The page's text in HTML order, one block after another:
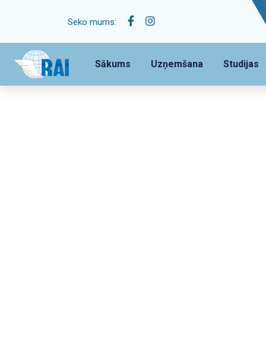
Seko mums:
Sākums Uzņemšana Studijas